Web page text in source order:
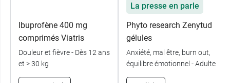
Ibuprofène 400 mg
comprimés Viatris
Douleur et fièvre - Dès 12 ans
et > 30 kg
La presse en parle
Phyto research Zenytud
gélules
Anxiété, mal être, burn out,
équilibre émotionnel - Adulte